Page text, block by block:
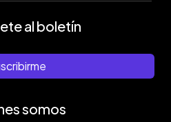
al boletín
somos